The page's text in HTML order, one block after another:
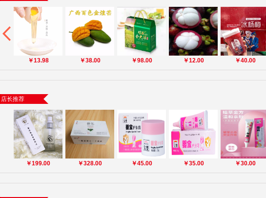
￥13.98 ￥38.00 ￥98.00 ￥12.00 ￥40.00
店长推荐
￥199.00 ￥328.00 ￥45.00 ￥35.00 ￥30.00